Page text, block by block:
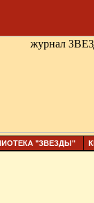
"ЗВЕЗДЫ"